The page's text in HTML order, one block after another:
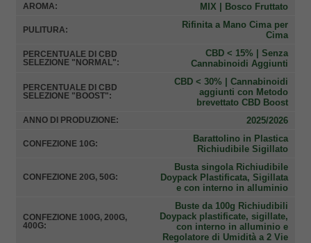
AROMA: MIX | Bosco Fruttato
PULITURA:
Rifinita a Mano Cima per
Cima
PERCENTUALE DI CBD
SELEZIONE "NORMAL":
CBD < 15% | Senza
Cannabinoidi Aggiunti
PERCENTUALE DI CBD
SELEZIONE "BOOST":
CBD < 30% | Cannabinoidi
aggiunti con Metodo
brevettato CBD Boost
ANNO DI PRODUZIONE: 2025/2026
CONFEZIONE 10G:
Barattolino in Plastica
Richiudibile Sigillato
CONFEZIONE 20G, 50G:
Busta singola Richiudibile
Doypack Plastificata, Sigillata
e con interno in alluminio
CONFEZIONE 100G, 200G,
400G:
Buste da 100g Richiudibili
Doypack plastificate, sigillate,
con interno in alluminio e
Regolatore di Umidità a 2 Vie